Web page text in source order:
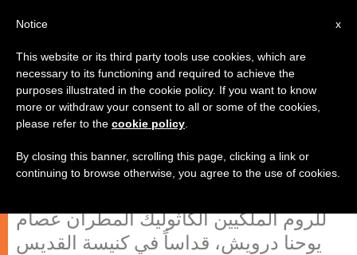
المطران درويش احتفل بالإستقلال
مع اطفال ميداد في المنصورة
للروم الملكيين الكاثوليك المطران عصام
يوحنا درويش، قداساً في كنيسة القديس
x
Notice
This website or its third party tools use cookies, which are
necessary to its functioning and required to achieve the
purposes illustrated in the cookie policy. If you want to know
more or withdraw your consent to all or some of the cookies,
please refer to the cookie policy
By closing this banner, scrolling this page, clicking a link or
continuing to browse otherwise, you agree to the use of cookies.